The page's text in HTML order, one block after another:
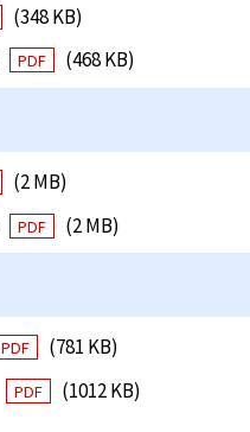
(348 KB)
PDF (468 KB)
(2 MB)
PDF (2 MB)
PDF
(781 KB)
PDF (1012 KB)